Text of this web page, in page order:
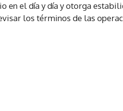
en el día y día y otorga
los términos de las